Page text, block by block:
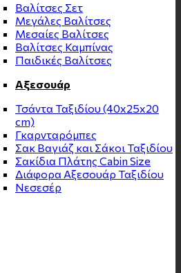
Βαλίτσες Σετ
Μεγάλες Βαλίτσες
Μεσαίες Βαλίτσες
Βαλίτσες Καμπίνας
Παιδικές Βαλίτσες
Αξεσουάρ
Τσάντα Ταξιδίου (40x25x20
cm)
Γκαρνταρόμπες
Σακ Βαγιάζ και Σάκοι Ταξιδίου
Σακίδια Πλάτης Cabin Size
Διάφορα Αξεσουάρ Ταξιδίου
Νεσεσέρ